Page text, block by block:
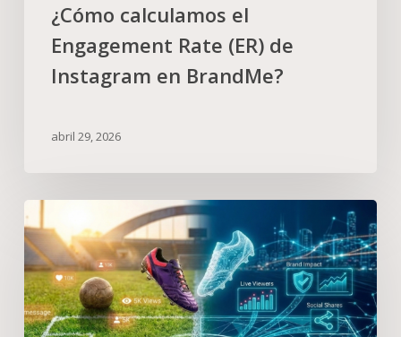
¿Cómo calculamos el
Engagement Rate (ER) de
Instagram en BrandMe?
abril 29, 2026